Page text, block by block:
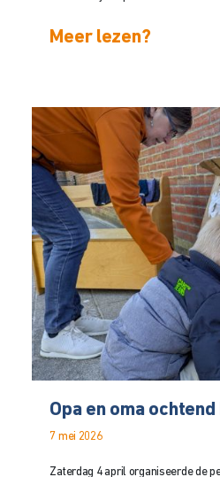
Meer lezen?
Opa en oma
7 mei 2026
Zaterdag 4 april organiseerde de